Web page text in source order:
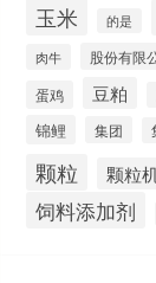
玉米 的是
肉牛
股份有限
蛋鸡 豆粕
锦鲤 集团
颗粒 颗粒
饲料添加剂